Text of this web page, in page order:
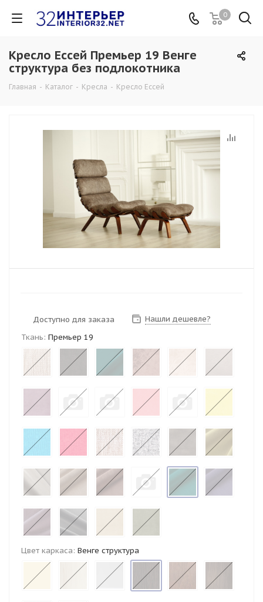
0
Кресло Ессей Премьер 19 Венге
структура без подлокотника
Главная - Каталог - Кресла - Кресло Ессей
Доступно для заказа
Нашли дешевле?
Ткань: Премьер 19
Цвет каркаса: Венге структура